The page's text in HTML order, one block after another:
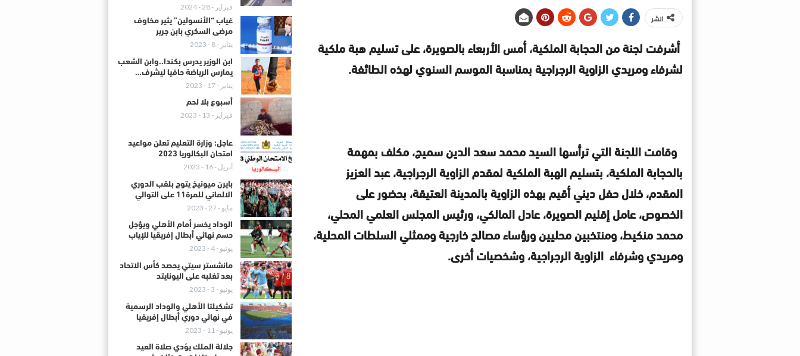
انشر
أشرفت لجنة من الحجابة الملكية، أمس الأربعاء بالصويرة، على تسليم هبة ملكية
لشرفاء ومريدي الزاوية الرجراجية بمناسبة الموسم السنوي لهذه الطائفة.
وقامت اللجنة التي ترأسها السيد محمد سعد الدين سميج، مكلف بمهمة
بالحجابة الملكية، بتسليم الهبة الملكية لمقدم الزاوية الرجراجية، عبد العزيز
المقدم، خلال حفل ديني أقيم بهذه الزاوية بالمدينة العتيقة، بحضور على
الخصوص، عامل إقليم الصويرة، عادل المالكي، ورئيس المجلس العلمي المحلي،
محمد منكيط، ومنتخبين محليين ورؤساء مصالح خارجية وممثلي السلطات المحلية،
ومريدي وشرفاء الزاوية الرجراجية، وشخصيات أخرى.
فبراير - 28 - 2024
غياب “الأنسولين” يثير مخاوف
مرضى السكري بابن جرير
يناير - 8 - 2023
ابن الوزير يدرس بكندا..وابن الشعب
يمارس الرياضة حافيا ليشرف…
يناير - 17 - 2023
أسبوع بلا لحم
فبراير - 13 - 2023
عاجل: وزارة التعليم تعلن مواعيد
امتحان البكالوريا 2023
أبريل - 16 - 2023
بايرن ميونيخ يتوج بلقب الدوري
الالماني للمرة11 على التوالي
مايو - 27 - 2023
الوداد يخسر أمام الأهلي ويؤجل
حسم نهائي أبطال إفريقيا للإياب
يونيو - 4 - 2023
مانشستر سيتي يحصد كأس الاتحاد
بعد تغلبه على اليونايتد
يونيو - 3 - 2023
تشكيلتا الأهلي والوداد الرسمية
في نهائي دوري أبطال إفريقيا
يونيو - 11 - 2023
جلالة الملك يؤدي صلاة العيد